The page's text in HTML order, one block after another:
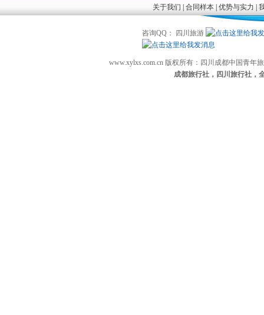
关于我们 | 合同样本| 优势与实力 |
咨询QQ： 四川旅游
www.xylxs.com.cn 版权所有：四川成都中国青
成都旅行社，四川旅行社，